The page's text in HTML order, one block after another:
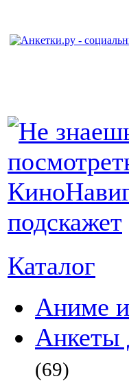
Каталог
Аниме
Анкеты
(69)